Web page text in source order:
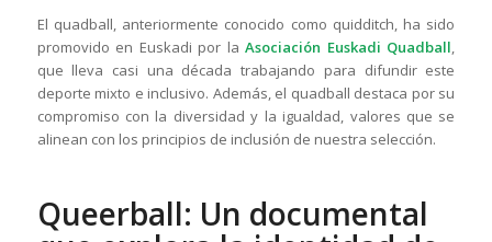
El quadball, anteriormente conocido como quidditch, ha sido
promovido en Euskadi por laAsociación Euskadi Quadball,
que lleva casi una década trabajando para difundir este
deporte mixto e inclusivo. Además, el quadball destaca por su
compromiso con la diversidad y la igualdad, valores que se
alinean con los principios de inclusión de nuestra selección.
Queerball: Un documental